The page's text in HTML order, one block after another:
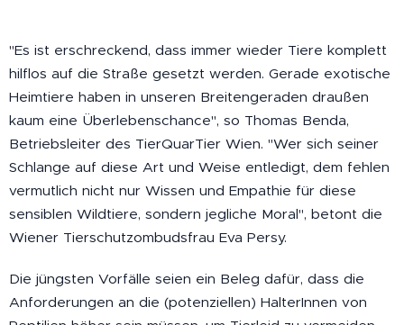
"Es ist erschreckend, dass immer wieder Tiere komplett
hilflos auf die Straße gesetzt werden. Gerade exotische
Heimtiere haben in unseren Breitengeraden draußen
kaum eine Überlebenschance", so Thomas Benda,
Betriebsleiter des TierQuarTier Wien. "Wer sich seiner
Schlange auf diese Art und Weise entledigt, dem fehlen
vermutlich nicht nur Wissen und Empathie für diese
sensiblen Wildtiere, sondern jegliche Moral", betont die
Wiener Tierschutzombudsfrau Eva Persy.
Die jüngsten Vorfälle seien ein Beleg dafür, dass die
Anforderungen an die (potenziellen) HalterInnen von